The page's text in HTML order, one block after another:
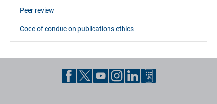
Peer review
Code of conduc on publications ethics